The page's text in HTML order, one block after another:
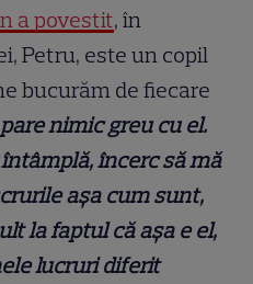
a povestit, în
Petru, este un copil
bucurăm de fiecare
nimic greu cu el.
încerc să mă
așa cum sunt,
la faptul că așa e el,
lucruri diferit